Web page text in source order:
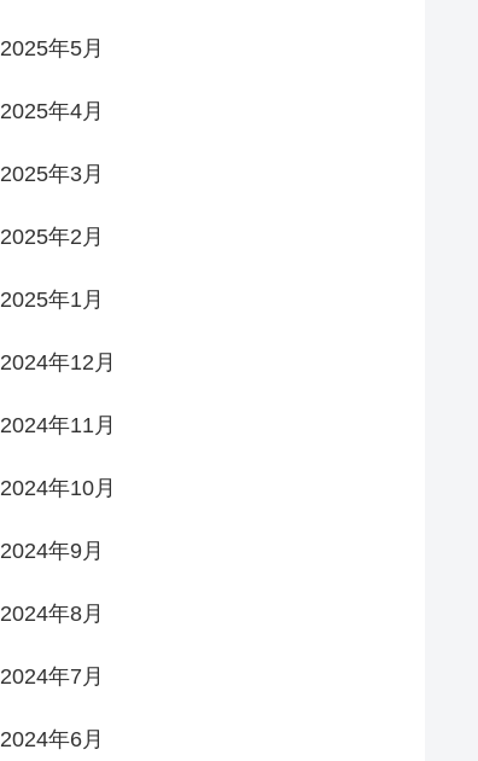
2025年5月
2025年4月
2025年3月
2025年2月
2025年1月
2024年12月
2024年11月
2024年10月
2024年9月
2024年8月
2024年7月
2024年6月